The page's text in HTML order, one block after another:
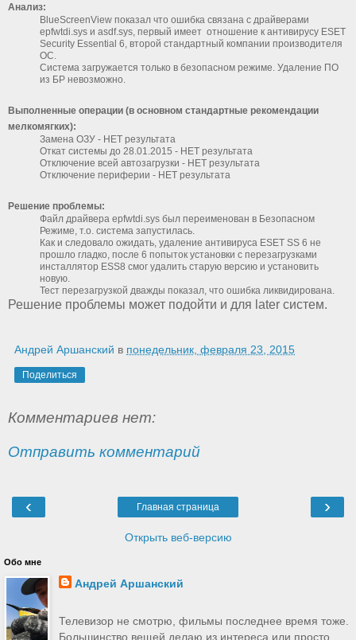
Анализ:
BlueScreenView показал что ошибка связана с драйверами
epfwtdi.sys и asdf.sys, первый имеет отношение к антивирусу ESET
Security Essential 6, второй стандартный компании производителя
ОС.
Система загружается только в безопасном режиме. Удаление ПО
из БР невозможно.
Выполненные операции (в основном стандартные рекомендации
мелкомягких):
Замена ОЗУ - НЕТ результата
Откат системы до 28.01.2015 - НЕТ результата
Отключение всей автозагрузки - НЕТ результата
Отключение периферии - НЕТ результата
Решение проблемы:
Файл драйвера epfwtdi.sys был переименован в Безопасном
Режиме, т.о. система запустилась.
Как и следовало ожидать, удаление антивируса ESET SS 6 не
прошло гладко, после 6 попыток установки с перезагрузками
инсталлятор ESS8 смог удалить старую версию и установить
новую.
Тест перезагрузкой дважды показал, что ошибка ликвидирована.
Решение проблемы может подойти и для later систем.
Андрей Аршанский в понедельник, февраля 23, 2015
Поделиться
Комментариев нет:
Отправить комментарий
‹ ›
Главная страница
Открыть веб-версию
Обо мне
Андрей Аршанский
Телевизор не смотрю, фильмы последнее время тоже.
Большинство вещей делаю из интереса или просто